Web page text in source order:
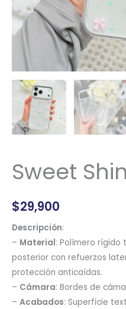
Sweet
$29,900
Descripción:
– Material: Polímero rígido
posterior con refuerzos
protección anticaídas.
– Cámara: Bordes de
– Acabados: Superficie